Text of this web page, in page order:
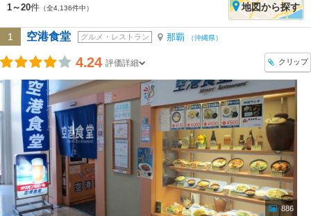
1～20件 （全4,136件中） 地図から探す
1 空港食堂 グルメ・レストラン 那覇 （沖縄県）
4.24 評価詳細 クリップ
886